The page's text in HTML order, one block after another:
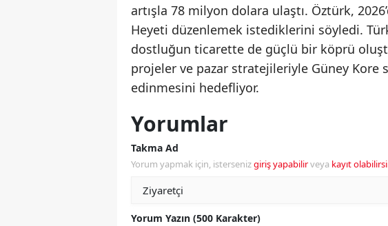
artışla 78 milyon dolara ulaştı. Öztürk,
Heyeti düzenlemek istediklerini söyledi.
dostluğun ticarette de güçlü bir köprü
projeler ve pazar stratejileriyle Güney Kore
edinmesini hedefliyor.
Yorumlar
Takma Ad
Yorum yapmak için, istersenizgiriş yapabilirveya kayıt
Yorum Yazın (500 Karakter)